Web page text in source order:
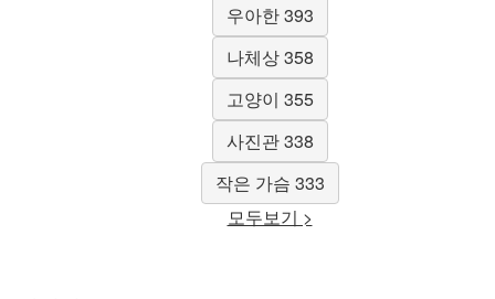
우아한 393
나체상 358
고양이 355
사진관 338
작은 가슴 333
모두보기 >